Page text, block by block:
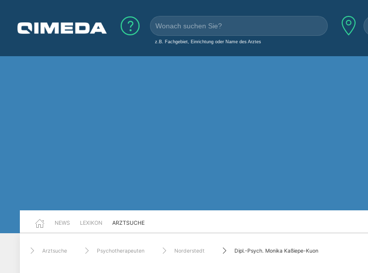
z.B. Fachgebiet, Einrichtung oder Name des Arztes
NEWS LEXIKON ARZTSUCHE
Arztsuche Psychotherapeuten Norderstedt Dipl.-Psych. Monika Kaßiepe-Kuon